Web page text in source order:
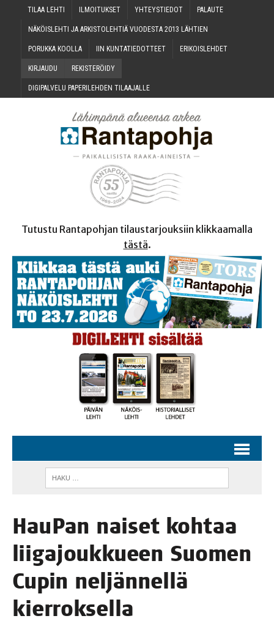
TILAA LEH­TI ILMOI­TUK­SET YHTEYS­TIE­DOT PALAU­TE
NÄKÖIS­LEH­TI JA ARKIS­TO­LEH­TIÄ VUO­DES­TA 2013 LÄHTIEN
PORUK­KA KOOLLA IIN KUN­TA­TIE­DOT­TEET ERI­KOIS­LEH­DET
KIR­JAU­DU REKIS­TE­RÖI­DY
DIGI­PAL­VE­LU PAPE­RI­LEH­DEN TILAAJALLE
Tutustu Rantapohjan tilaustarjouksiin klikkaamalla
tästä.
Hau­Pan nai­set koh­taa
lii­ga­jouk­ku­een Suo­men
Cupin nel­jän­nel­lä
kierroksella